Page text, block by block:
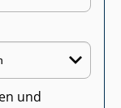
und